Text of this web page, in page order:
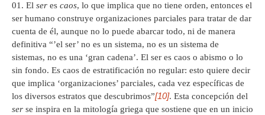
El ser es caos, lo que implica que no tiene orden, entonces el
ser humano construye organizaciones parciales para tratar de dar
cuenta de él, aunque no lo puede abarcar todo, ni de manera
definitiva “’el ser’ no es un sistema, no es un sistema de
sistemas, no es una ‘gran cadena’. El ser es caos o abismo o lo
sin fondo. Es caos de estratificación no regular: esto quiere decir
que implica ‘organizaciones’ parciales, cada vez específicas de
los diversos estratos que descubrimos”[10]. Esta concepción del
ser se inspira en la mitología griega que sostiene que en un inicio